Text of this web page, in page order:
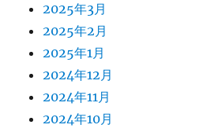
2025年3月
2025年2月
2025年1月
2024年12月
2024年11月
2024年10月